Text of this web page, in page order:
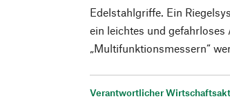
Edelstahlgriffe. Ein
ein leichtes und
„Multifunktionsmessern“
Verantwortlicher